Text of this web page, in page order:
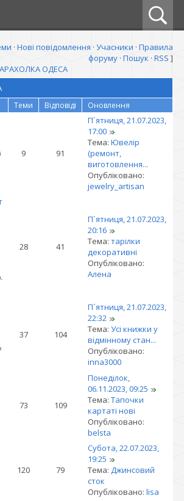
· Нові повідомлення · Учасники · Правила
форуму · Пошук · RSS ]
ОДЕСА
Теми Відповіді Оновлення
9 91
П`ятниця, 21.07.2023,
17:00
Тема: Ювелір
(ремонт,
виготовлення...
Опубліковано:
jewelry_artisan
28 41
П`ятниця, 21.07.2023,
20:16
Тема: тарілки
декоративні
Опубліковано:
Алена
37 104
П`ятниця, 21.07.2023,
22:32
Тема: Усі книжки у
відмінному стан...
Опубліковано:
inna3000
73 109
Понеділок,
06.11.2023, 09:25
Тема: Тапочки
картаті нові
Опубліковано:
belsta
120 79
Субота, 22.07.2023,
19:25
Тема: Джинсовий
сток
Опубліковано: lisa